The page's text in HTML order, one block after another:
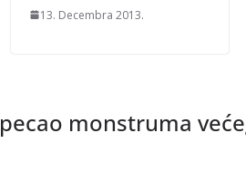
13. Decembra 2013.
monstruma